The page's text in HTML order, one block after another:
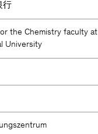
行
the Chemistry faculty at
University